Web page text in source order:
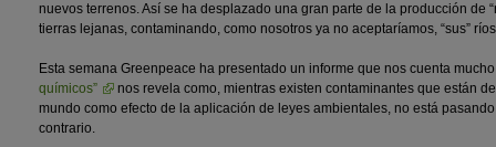
nuevos terrenos. Así se ha desplazado una gran parte de la producción de
tierras lejanas, contaminando, como nosotros ya no aceptaríamos, “sus”
Esta semana Greenpeace ha presentado un informe que nos cuenta
químicos”
nos revela como, mientras existen contaminantes que están
mundo como efecto de la aplicación de leyes ambientales, no está
contrario.